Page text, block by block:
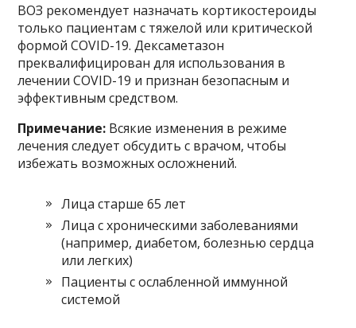
ВОЗ рекомендует назначать кортикостероиды
только пациентам с тяжелой или критической
формой COVID-19. Дексаметазон
преквалифицирован для использования в
лечении COVID-19 и признан безопасным и
эффективным средством.
Примечание: Всякие изменения в режиме
лечения следует обсудить с врачом, чтобы
избежать возможных осложнений.
Лица старше 65 лет
Лица с хроническими заболеваниями
(например, диабетом, болезнью сердца
или легких)
Пациенты с ослабленной иммунной
системой